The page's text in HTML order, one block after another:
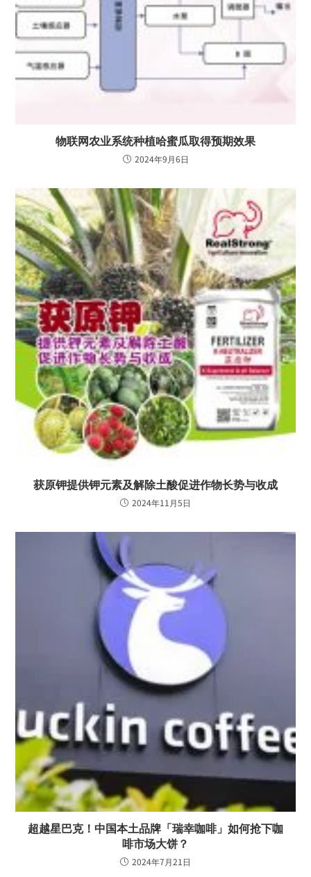
物联网农业系统种植哈蜜瓜取得预期效果
2024年9月6日
获原钾提供钾元素及解除土酸促进作物长势与收成
2024年11月5日
超越星巴克！中国本土品牌「瑞幸咖啡」如何抢下咖
啡市场大饼？
2024年7月21日